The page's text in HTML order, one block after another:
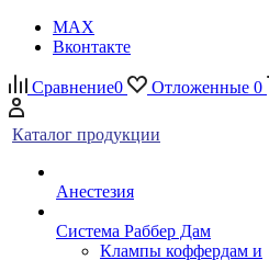
MAX
Вконтакте
Сравнение0 Отложенные 0
Каталог продукции
Анестезия
Система Раббер Дам
Клампы коффердам и